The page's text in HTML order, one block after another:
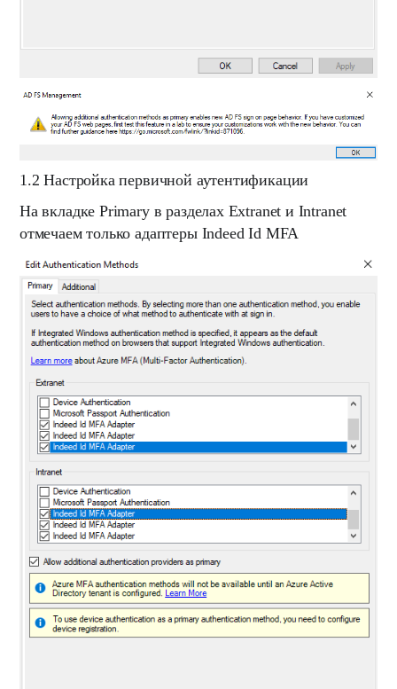
1.2 Настройка первичной аутентификации
На вкладкеPrimaryв разделах Extranet и Intranet
отмечаем только адаптеры Indeed Id MFA